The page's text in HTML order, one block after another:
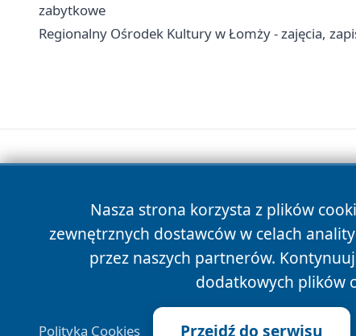
zabytkowe
Regionalny Ośrodek Kultury w Łomży - zajęcia,
Nasza strona korzysta z plików
zewnętrznych dostawców w celach
przez naszych partnerów.
dodatkowych plików
Polityka Cookies Przejdź do serwisu